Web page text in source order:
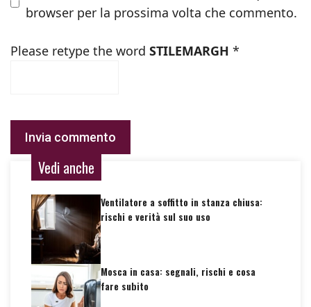
browser per la prossima volta che commento.
Please retype the word STILEMARGH *
Vedi anche
Ventilatore a soffitto in stanza chiusa:
rischi e verità sul suo uso
Mosca in casa: segnali, rischi e cosa
fare subito